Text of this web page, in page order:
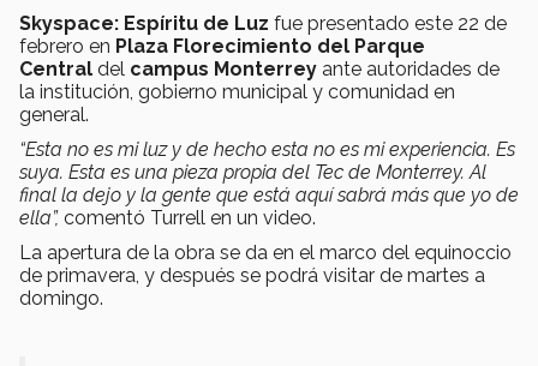
Skyspace: Espíritu de Luz fue presentado este 22 de
febrero en Plaza Florecimiento del Parque
Central del campus Monterrey ante autoridades de
la institución, gobierno municipal y comunidad en
general.
“Esta no es mi luz y de hecho esta no es mi experiencia. Es
suya. Esta es una pieza propia del Tec de Monterrey. Al
final la dejo y la gente que está aquí sabrá más que yo de
ella”, comentó Turrell en un video.
La apertura de la obra se da en el marco del equinoccio
de primavera, y después se podrá visitar de martes a
domingo.